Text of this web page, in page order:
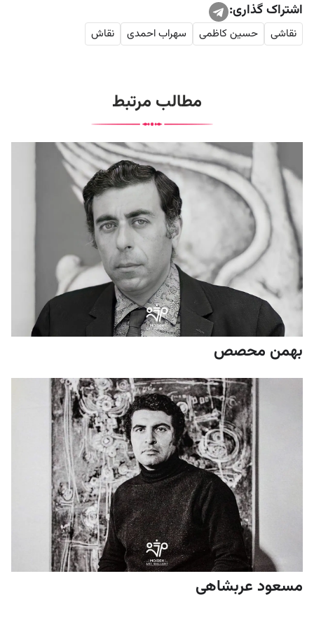
اشتراک گذاری:
نقاشی حسین کاظمی سهراب احمدی نقاش
مطالب مرتبط
بهمن محصص
مسعود عربشاهی